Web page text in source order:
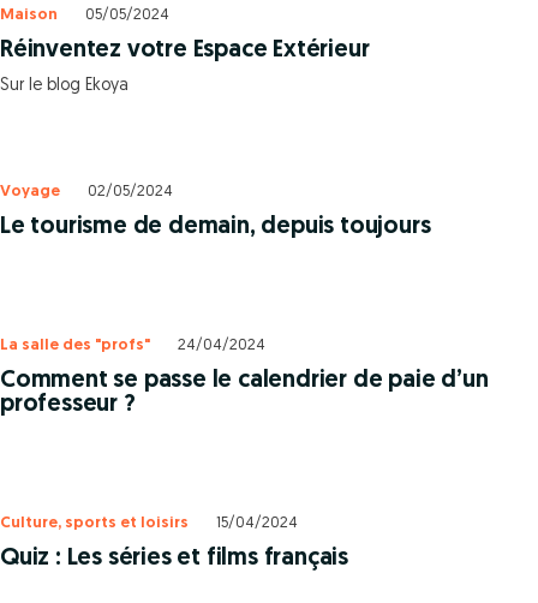
Maison 05/05/2024
Réinventez votre Espace Extérieur
Sur le blog Ekoya
Voyage 02/05/2024
Le tourisme de demain, depuis toujours
La salle des "profs" 24/04/2024
Comment se passe le calendrier de paie d’un
professeur ?
Culture, sports et loisirs 15/04/2024
Quiz : Les séries et films français